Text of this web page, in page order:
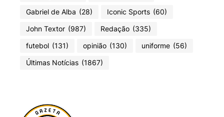
Gabriel de Alba (28) Iconic Sports (60)
John Textor (987) Redação (335)
futebol (131) opinião (130) uniforme (56)
Últimas Notícias (1867)